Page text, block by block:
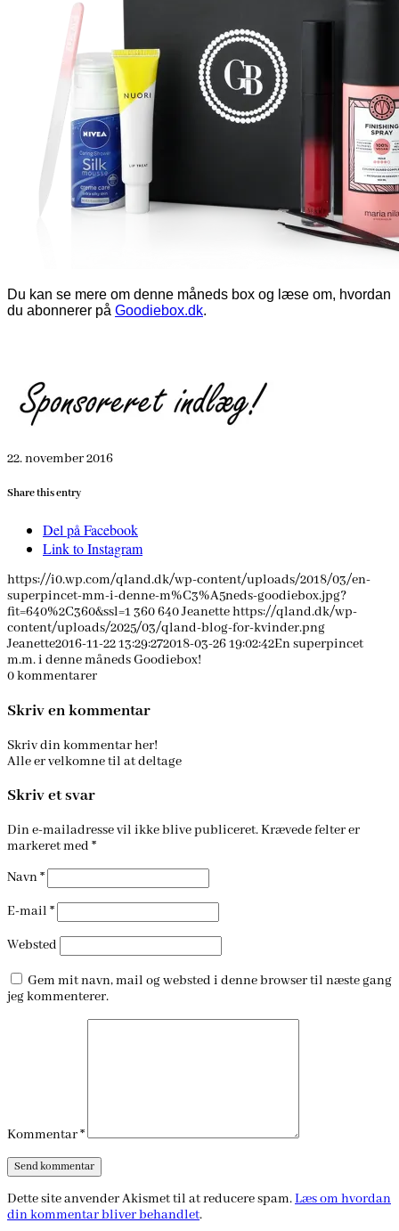
Du kan se mere om denne måneds box og læse om, hvordan
du abonnerer på Goodiebox.dk.
22. november 2016
Share this entry
Del på Facebook
Link to Instagram
https://i0.wp.com/qland.dk/wp-content/uploads/2018/03/en-
superpincet-mm-i-denne-m%C3%A5neds-goodiebox.jpg?
fit=640%2C360&ssl=1 360640Jeanettehttps://qland.dk/wp-
content/uploads/2025/03/qland-blog-for-kvinder.png
Jeanette2016-11-22 13:29:272018-03-26 19:02:42En superpincet
m.m. i denne måneds Goodiebox!
0kommentarer
Skriv en kommentar
Skriv din kommentar her!
Alle er velkomne til at deltage
Skriv et svar
Din e-mailadresse vil ikke blive publiceret.Krævede felter er
markeret med *
Navn*
E-mail *
Websted
Gem mit navn, mail og websted i denne browser til næste gang
jeg kommenterer.
Kommentar*
Dette site anvender Akismet til at reducere spam.Læs om hvordan
din kommentar bliver behandlet.